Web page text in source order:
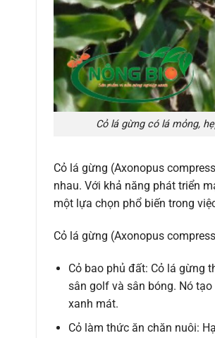
Cỏ lá gừng có lá mỏng,
Cỏ lá gừng (Axonopus
nhau. Với khả năng phát triển
một lựa chọn phổ biến trong
Cỏ lá gừng (Axonopus
Cỏ bao phủ đất: Cỏ lá gừng
sân golf và sân bóng. Nó
xanh mát.
Cỏ làm thức ăn chăn nuôi: